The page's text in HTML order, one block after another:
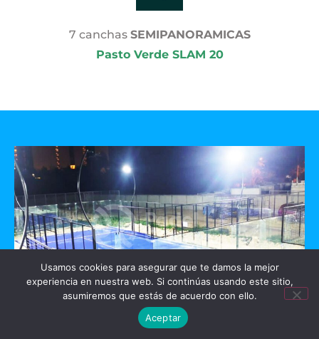
7 canchas SEMIPANORAMICAS
Pasto Verde SLAM 20
Usamos cookies para asegurar que te damos la mejor
experiencia en nuestra web. Si continúas usando este sitio,
asumiremos que estás de acuerdo con ello.
Aceptar